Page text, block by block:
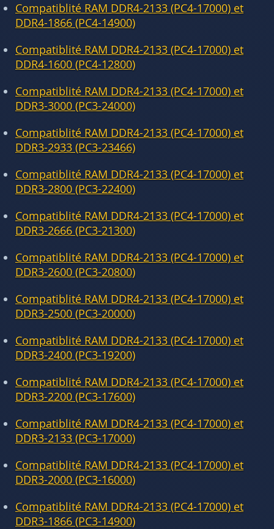
Compatiblité RAM DDR4-2133 (PC4-17000) et
DDR4-1866 (PC4-14900)
Compatiblité RAM DDR4-2133 (PC4-17000) et
DDR4-1600 (PC4-12800)
Compatiblité RAM DDR4-2133 (PC4-17000) et
DDR3-3000 (PC3-24000)
Compatiblité RAM DDR4-2133 (PC4-17000) et
DDR3-2933 (PC3-23466)
Compatiblité RAM DDR4-2133 (PC4-17000) et
DDR3-2800 (PC3-22400)
Compatiblité RAM DDR4-2133 (PC4-17000) et
DDR3-2666 (PC3-21300)
Compatiblité RAM DDR4-2133 (PC4-17000) et
DDR3-2600 (PC3-20800)
Compatiblité RAM DDR4-2133 (PC4-17000) et
DDR3-2500 (PC3-20000)
Compatiblité RAM DDR4-2133 (PC4-17000) et
DDR3-2400 (PC3-19200)
Compatiblité RAM DDR4-2133 (PC4-17000) et
DDR3-2200 (PC3-17600)
Compatiblité RAM DDR4-2133 (PC4-17000) et
DDR3-2133 (PC3-17000)
Compatiblité RAM DDR4-2133 (PC4-17000) et
DDR3-2000 (PC3-16000)
Compatiblité RAM DDR4-2133 (PC4-17000) et
DDR3-1866 (PC3-14900)